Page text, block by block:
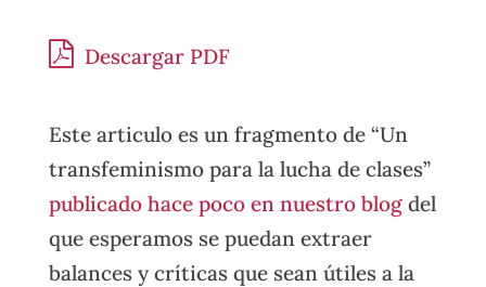
Descargar PDF
Este articulo es un fragmento de “Un
transfeminismo para la lucha de clases”
publicado hace poco en nuestro blogdel
que esperamos se puedan extraer
balances y críticas que sean útiles a la